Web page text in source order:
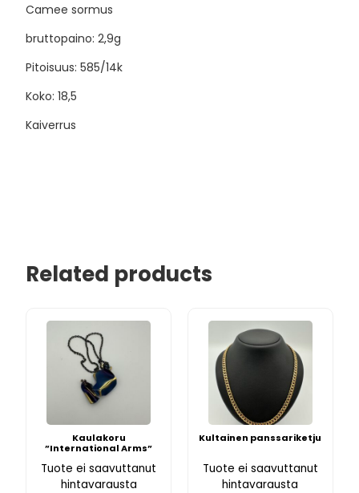
Camee sormus
bruttopaino: 2,9g
Pitoisuus: 585/14k
Koko: 18,5
Kaiverrus
Related products
Kaulakoru
”International Arms”
Tuote ei saavuttanut
hintavarausta
Kultainen panssariketju
Tuote ei saavuttanut
hintavarausta